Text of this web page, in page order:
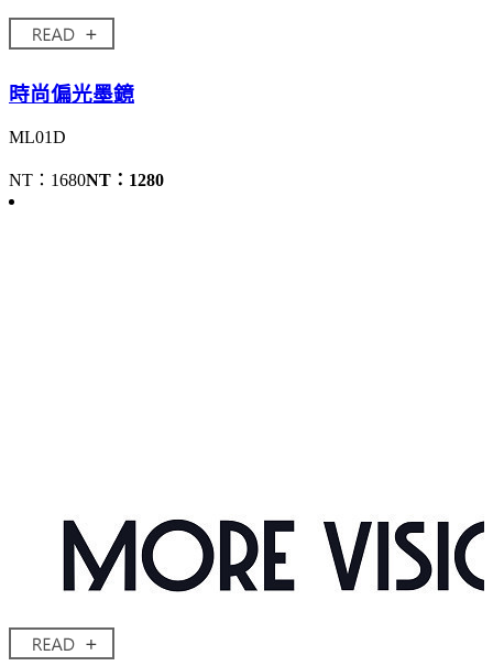
時尚偏光墨鏡
ML01D
NT：1680NT：1280